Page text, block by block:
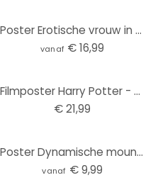
Poster Erotische vrouw in de badkamer - Toniolo
vanaf € 16,99
Filmposter Harry Potter - De Steen der Wijzen, poster (61 x 91,5 cm)
€ 21,99
Poster Dynamische mountainbiker - Jaszke
vanaf € 9,99